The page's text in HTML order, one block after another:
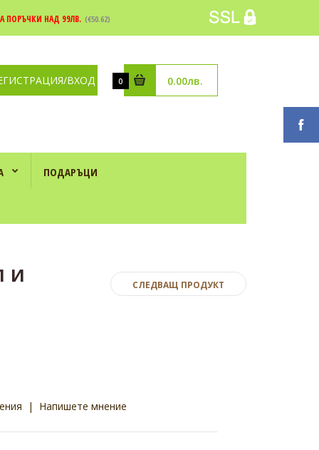
ПОРЪЧКИ НАД 99ЛВ. (€50.62)
ВХОД 0 0.00лв.
ПОДАРЪЦИ
и СЛЕДВАЩ ПРОДУКТ
| Напишете мнение